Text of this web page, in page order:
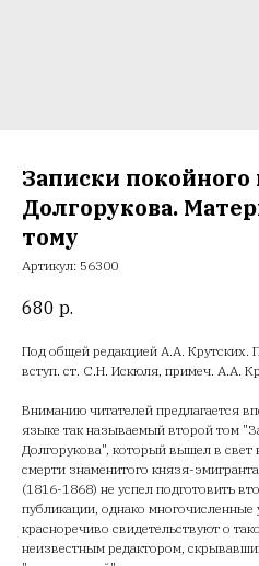
Записки покойного
Долгорукова.
тому
Артикул: 56300
680 р.
Под общей редакцией А.А.
вступ. ст. С.Н. Искюля, примеч. А.А.
Вниманию читателей предлагается
языке так называемый второй том
Долгорукова", который вышел в свет
смерти знаменитого князя-
(1816-1868) не успел подготовить
публикации, однако
красноречиво свидетельствуют о
неизвестным редактором,